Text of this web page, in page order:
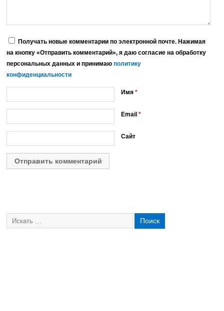
Получать новые комментарии по электронной почте. Нажимая
на кнопку «Отправить комментарий», я даю согласие на обработку
персональных данных и принимаюполитику
конфиденциальности
Имя*
Email*
Сайт